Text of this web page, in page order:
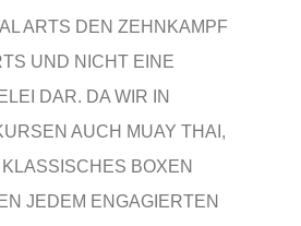
ARTS DEN ZEHNKAMPF
UND NICHT EINE
DAR. DA WIR IN
AUCH MUAY THAI,
BOXEN
JEDEM ENGAGIERTEN